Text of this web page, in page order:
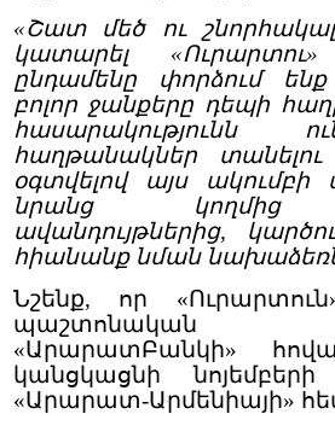
«Շատ մեծ ու
կատարել
ընդամենը փորձում
բոլոր ջանքերը դեպի
հասարակությունն
հաղթանակներ
օգտվելով այս ակումբի
նրանց կողմից
ավանդույթներից,
հիանանք նման
Նշենք, որ
պաշտոնական
«ԱրարատԲանկի»
կանցկացնի նոյեմբերի
«Արարատ-Արմենիայի»